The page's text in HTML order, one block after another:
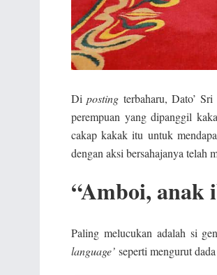
Diposting terbaharu, Dato’
perempuan yang dipanggil
cakap kakak itu untuk
dengan aksi bersahajanya telah
“Amboi,
Paling melucukan adalah si
language’ seperti mengurut